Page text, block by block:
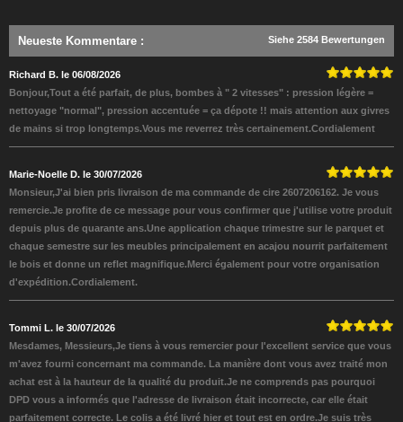
Neueste Kommentare : Siehe 2584 Bewertungen
Richard B. le 06/08/2026
Bonjour,Tout a été parfait, de plus, bombes à " 2 vitesses" : pression légère =
nettoyage "normal", pression accentuée = ça dépote !! mais attention aux givres
de mains si trop longtemps.Vous me reverrez très certainement.Cordialement
Marie-Noelle D. le 30/07/2026
Monsieur,J'ai bien pris livraison de ma commande de cire 2607206162. Je vous
remercie.Je profite de ce message pour vous confirmer que j'utilise votre produit
depuis plus de quarante ans.Une application chaque trimestre sur le parquet et
chaque semestre sur les meubles principalement en acajou nourrit parfaitement
le bois et donne un reflet magnifique.Merci également pour votre organisation
d'expédition.Cordialement.
Tommi L. le 30/07/2026
Mesdames, Messieurs,Je tiens à vous remercier pour l'excellent service que vous
m'avez fourni concernant ma commande. La manière dont vous avez traité mon
achat est à la hauteur de la qualité du produit.Je ne comprends pas pourquoi
DPD vous a informés que l'adresse de livraison était incorrecte, car elle était
parfaitement correcte. Le colis a été livré hier et tout est en ordre.Je suis très